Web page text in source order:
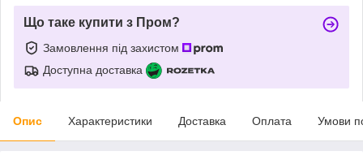
Що таке купити з Пром?
Замовлення під захистом
Доступна доставка
Опис Характеристики Доставка Оплата Умови